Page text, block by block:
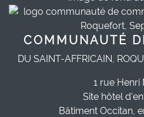
COMMUNAUTÉ
DU SAINT-AFFRICAIN,
1 rue Henri
Site hôtel
Bâtiment Occitan,